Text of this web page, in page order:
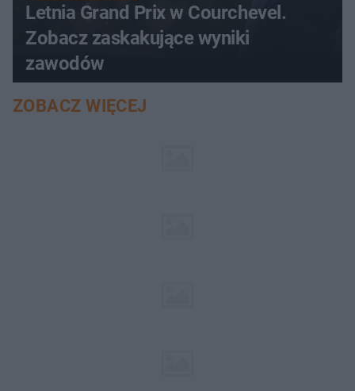
Letnia Grand Prix w Courchevel.
Zobacz zaskakujące wyniki
zawodów
ZOBACZ WIĘCEJ